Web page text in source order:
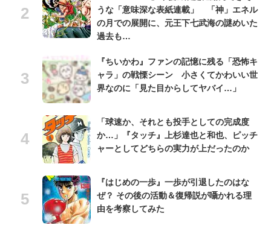
うな「意味深な表紙連載」 「神」エネル
の月での展開に、元王下七武海の謎めいた
過去も…
『ちいかわ』ファンの記憶に残る「恐怖キ
ャラ」の戦慄シーン 小さくてかわいい世
界なのに「見た目からしてヤバイ…」
「球速か、それとも投手としての完成度
か…」『タッチ』上杉達也と和也、ピッチ
ャーとしてどちらの実力が上だったのか
『はじめの一歩』一歩が引退したのはな
ぜ？ その後の活動＆復帰説が囁かれる理
由を考察してみた